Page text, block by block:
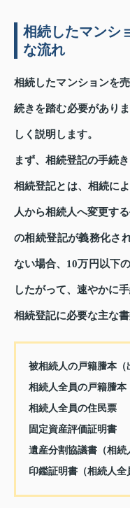
相続したマンシ
な流れ
相続したマンションを
続きを踏む必要があり
しく説明します。
まず、相続登記の手続
相続登記とは、相続に
人から相続人へ変更す
の相続登記が義務化さ
ない場合、10万円以下
したがって、速やかに
相続登記に必要な主な
被相続人の戸籍謄本（
相続人全員の戸籍謄本
相続人全員の住民票
固定資産評価証明書
遺産分割協議書（相続
印鑑証明書（相続人全